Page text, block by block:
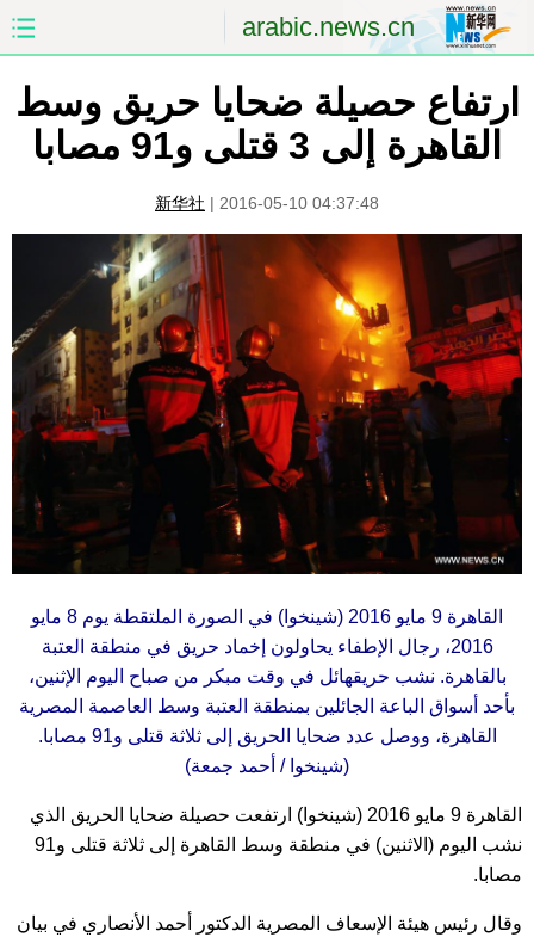
arabic.news.cn
الصين الصفحة الأولى
الشرق الأوسط العالم
الاقتصاد
العلوم والصحة الثقافة والتعليم
الرياضة السياحة والبيئة
مؤتمر صحفى للخارجية الصور
ارتفاع حصيلة ضحايا حريق وسط
القاهرة إلى 3 قتلى و91 مصابا
新华社 | 2016-05-10 04:37:48
القاهرة 9 مايو 2016 (شينخوا) في الصورة الملتقطة يوم 8 مايو
2016، رجال الإطفاء يحاولون إخماد حريق في منطقة العتبة
بالقاهرة. نشب حريقهائل في وقت مبكر من صباح اليوم الإثنين،
بأحد أسواق الباعة الجائلين بمنطقة العتبة وسط العاصمة المصرية
القاهرة، ووصل عدد ضحايا الحريق إلى ثلاثة قتلى و91 مصابا.
(شينخوا / أحمد جمعة)
القاهرة 9 مايو 2016 (شينخوا) ارتفعت حصيلة ضحايا الحريق الذي
نشب اليوم (الاثنين) في منطقة وسط القاهرة إلى ثلاثة قتلى و91
مصابا.
وقال رئيس هيئة الإسعاف المصرية الدكتور أحمد الأنصاري في بيان